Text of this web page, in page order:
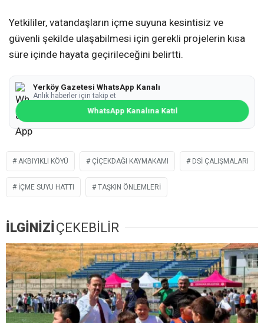
Yetkililer, vatandaşların içme suyuna kesintisiz ve
güvenli şekilde ulaşabilmesi için gerekli projelerin kısa
süre içinde hayata geçirileceğini belirtti.
Yerköy Gazetesi WhatsApp Kanalı
Anlık haberler için takip et
WhatsApp Kanalına Katıl
AKBIYIKLI KÖYÜ ÇIÇEKDAĞI KAYMAKAMI DSİ ÇALIŞMALARI
IÇME SUYU HATTI TAŞKIN ÖNLEMLERI
İLGİNİZİÇEKEBİLİR